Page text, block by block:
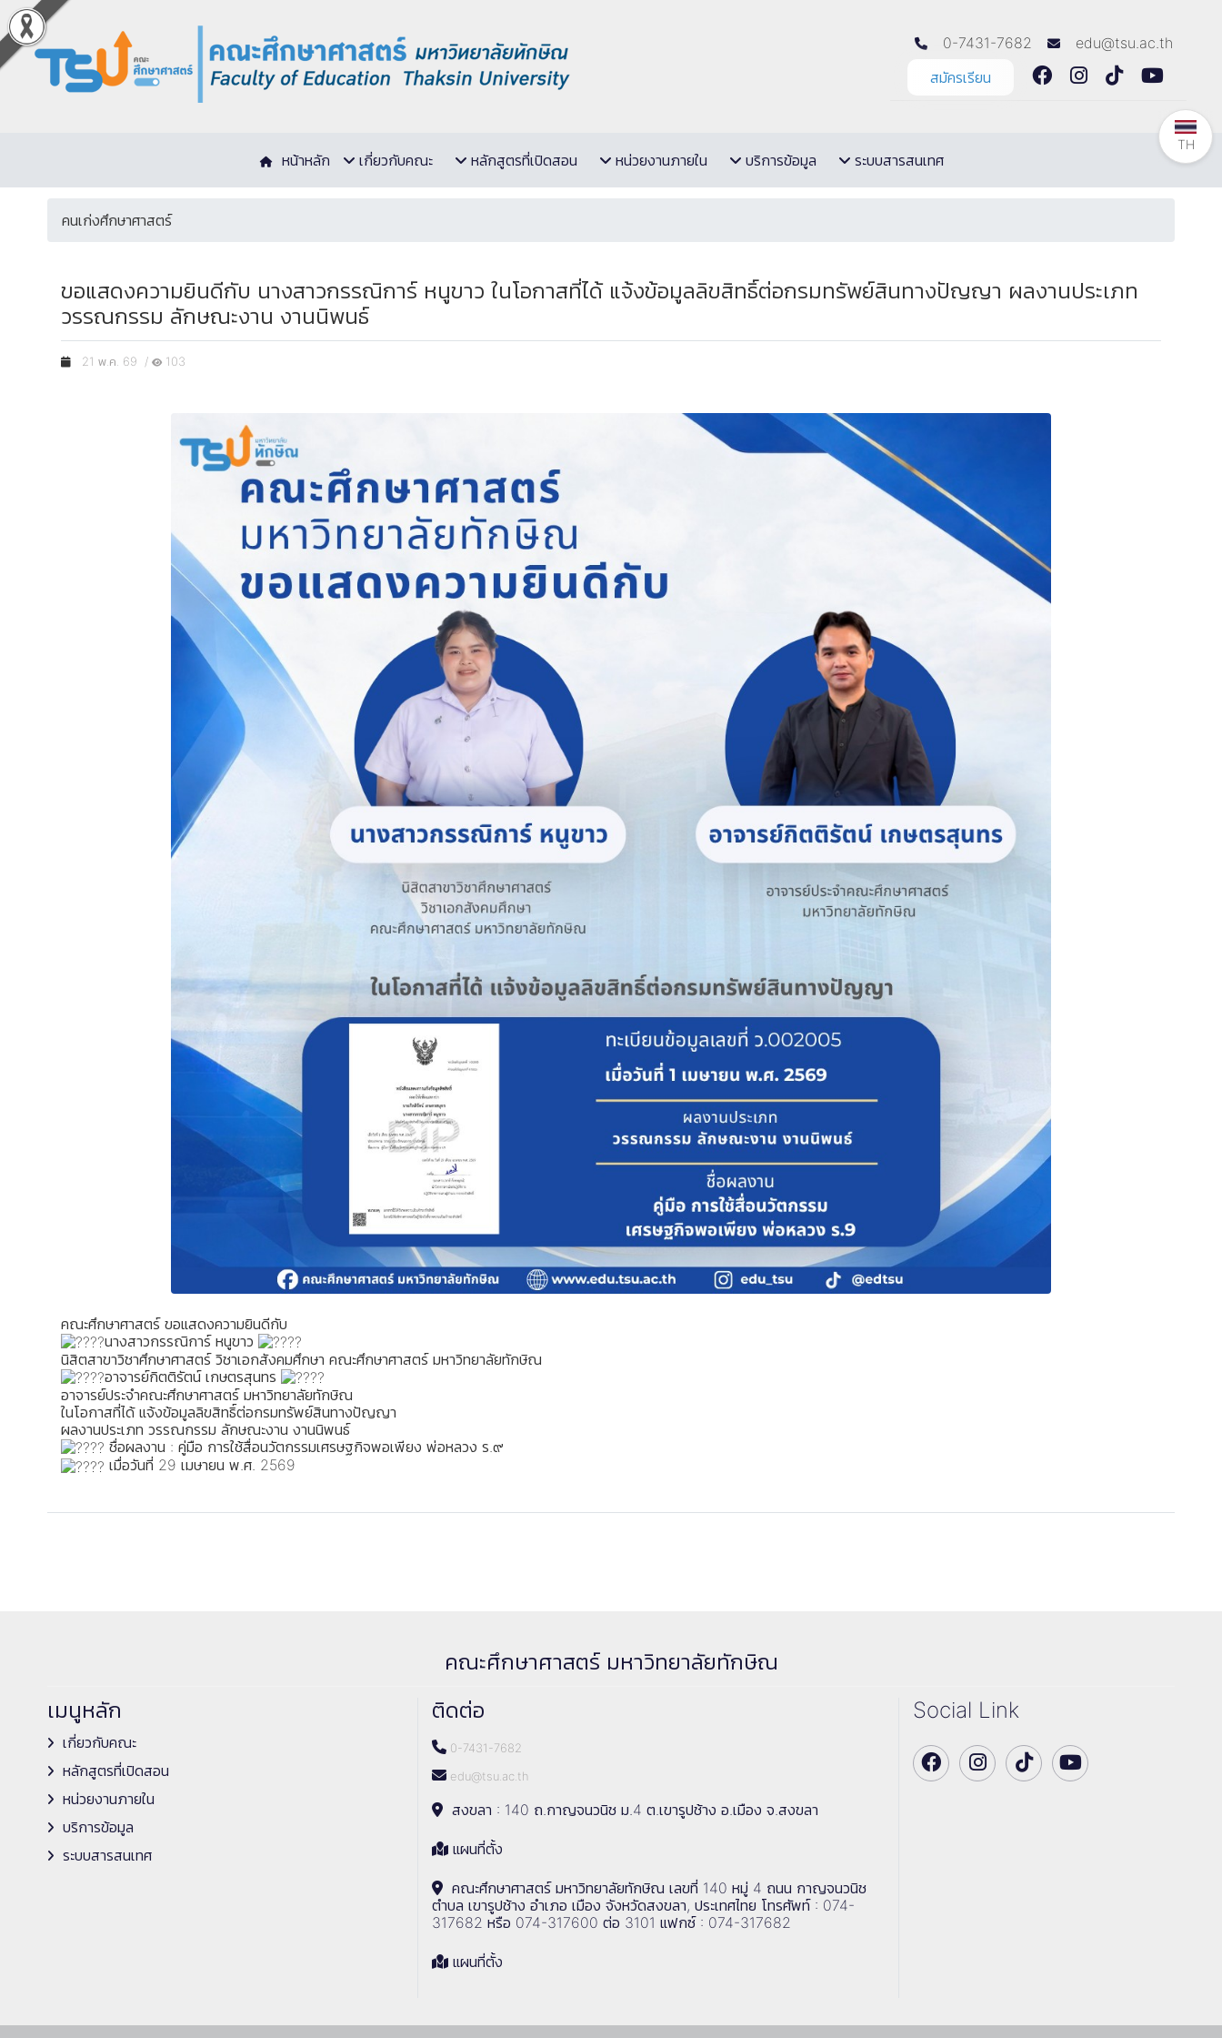
0-7431-7682
edu@tsu.ac.th
สมัครเรียน
หน้าหลัก เกี่ยวกับคณะ หลักสูตรที่เปิดสอน หน่วยงานภายใน บริการข้อมูล ระบบสารสนเทศ
คนเก่งศึกษาศาสตร์
ขอแสดงความยินดีกับ นางสาวกรรณิการ์ หนูขาว ในโอกาสที่ได้ แจ้งข้อมูลลิขสิทธิ์ต่อกรมทรัพย์สินทางปัญญา ผลงานประเภท
วรรณกรรม ลักษณะงาน งานนิพนธ์
21 พ.ค. 69 / 103
คณะศึกษาศาสตร์ ขอแสดงความยินดีกับ
นางสาวกรรณิการ์ หนูขาว
นิสิตสาขาวิชาศึกษาศาสตร์ วิชาเอกสังคมศึกษา คณะศึกษาศาสตร์ มหาวิทยาลัยทักษิณ
อาจารย์กิตติรัตน์ เกษตรสุนทร
อาจารย์ประจำคณะศึกษาศาสตร์ มหาวิทยาลัยทักษิณ
ในโอกาสที่ได้ แจ้งข้อมูลลิขสิทธิ์ต่อกรมทรัพย์สินทางปัญญา
ผลงานประเภท วรรณกรรม ลักษณะงาน งานนิพนธ์
ชื่อผลงาน : คู่มือ การใช้สื่อนวัตกรรมเศรษฐกิจพอเพียง พ่อหลวง ร.๙
เมื่อวันที่ 29 เมษายน พ.ศ. 2569
คณะศึกษาศาสตร์ มหาวิทยาลัยทักษิณ
เมนูหลัก
เกี่ยวกับคณะ
หลักสูตรที่เปิดสอน
หน่วยงานภายใน
บริการข้อมูล
ระบบสารสนเทศ
ติดต่อ
0-7431-7682
edu@tsu.ac.th
สงขลา : 140 ถ.กาญจนวนิช ม.4 ต.เขารูปช้าง อ.เมือง จ.สงขลา
แผนที่ตั้ง
คณะศึกษาศาสตร์ มหาวิทยาลัยทักษิณ เลขที่ 140 หมู่ 4 ถนน กาญจนวนิช
ตำบล เขารูปช้าง อำเภอ เมือง จังหวัดสงขลา, ประเทศไทย โทรศัพท์ : 074-
317682 หรือ 074-317600 ต่อ 3101 แฟกซ์ : 074-317682
แผนที่ตั้ง
Social Link
TH